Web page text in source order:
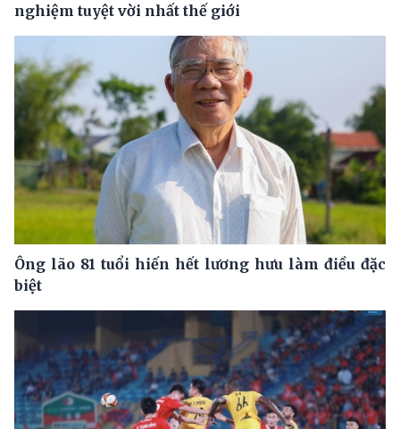
nghiệm tuyệt vời nhất thế giới
Ông lão 81 tuổi hiến hết lương hưu làm điều đặc
biệt